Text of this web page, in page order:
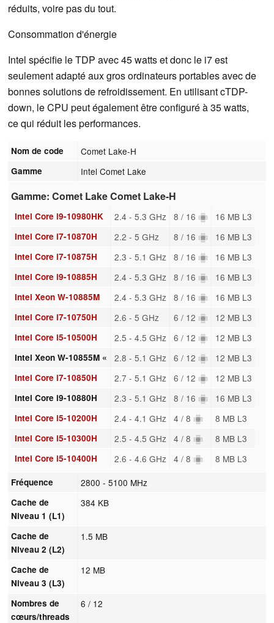
réduits, voire pas du tout.
Consommation d'énergie
Intel spécifie le TDP avec 45 watts et donc le i7 est
seulement adapté aux gros ordinateurs portables avec de
bonnes solutions de refroidissement. En utilisant cTDP-
down, le CPU peut également être configuré à 35 watts,
ce qui réduit les performances.
Nom de code Comet Lake-H
Gamme Intel Comet Lake
Gamme: Comet Lake Comet Lake-H
Intel Core i9-10980HK 2.4 - 5.3 GHz 8 / 16 16 MB L3
Intel Core i7-10870H 2.2 - 5 GHz 8 / 16 16 MB L3
Intel Core i7-10875H 2.3 - 5.1 GHz 8 / 16 16 MB L3
Intel Core i9-10885H 2.4 - 5.3 GHz 8 / 16 16 MB L3
Intel Xeon W-10885M 2.4 - 5.3 GHz 8 / 16 16 MB L3
Intel Core i7-10750H 2.6 - 5 GHz 6 / 12 12 MB L3
Intel Core i5-10500H 2.5 - 4.5 GHz 6 / 12 12 MB L3
Intel Xeon W-10855M « 2.8 - 5.1 GHz 6 / 12 12 MB L3
Intel Core i7-10850H 2.7 - 5.1 GHz 6 / 12 12 MB L3
Intel Core i9-10880H 2.3 - 5.1 GHz 8 / 16 16 MB L3
Intel Core i5-10200H 2.4 - 4.1 GHz 4 / 8 8 MB L3
Intel Core i5-10300H 2.5 - 4.5 GHz 4 / 8 8 MB L3
Intel Core i5-10400H 2.6 - 4.6 GHz 4 / 8 8 MB L3
Fréquence 2800 - 5100 MHz
Cache de
Niveau 1 (L1)
384 KB
Cache de
Niveau 2 (L2)
1.5 MB
Cache de
Niveau 3 (L3)
12 MB
Nombres de
cœurs/threads
6 / 12